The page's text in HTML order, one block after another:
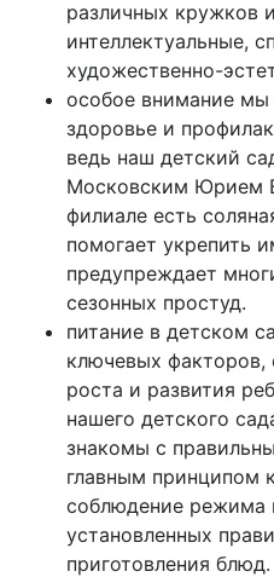
различных кружков
интеллектуальные,
художественно-
особое внимание мы
здоровье и
ведь наш детский
Московским Юрием
филиале есть
помогает укрепить
предупреждает
сезонных простуд.
питание в детском
ключевых
роста и развития
нашего детского
знакомы с
главным принципом
соблюдение режима
установленных
приготовления